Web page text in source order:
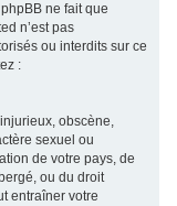
ne fait que
n’est pas
ou interdits sur ce
:
obscène,
sexuel ou
de votre pays, de
ou du droit
entraîner votre